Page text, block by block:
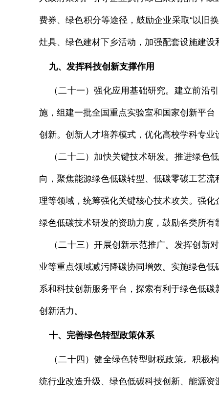
费券、绿色积分等途径，鼓励企业采取“以旧
灶具、绿色建材下乡活动，加强配套设施建
九、发挥科技创新支撑作用
（二十一）强化应用基础研究。建立前沿
施，组建一批全国重点实验室和国家创新平
创新。创新人才培养模式，优化高校学科专
（二十二）加快关键技术研发。推进绿色
向，聚焦能源绿色低碳转型、低碳零碳工艺
理等领域，统筹强化关键核心技术攻关。强
绿色低碳技术研发的资助力度，鼓励各类所
（二十三）开展创新示范推广。发挥创新
业等重点领域减污降碳协同增效。实施绿色
系和科技创新服务平台，探索有利于绿色低
创新活力。
十、完善绿色转型政策体系
（二十四）健全绿色转型财税政策。积极
统行业改造升级、绿色低碳科技创新、能源